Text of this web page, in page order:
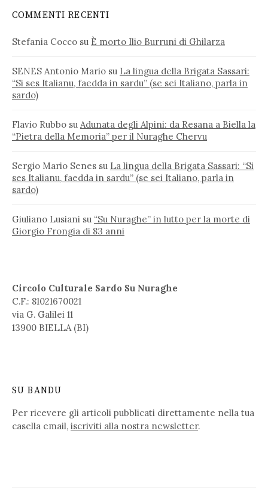
COMMENTI RECENTI
Stefania Cocco su È morto Ilio Burruni di Ghilarza
SENES Antonio Mario su La lingua della Brigata Sassari:
“Si ses Italianu, faedda in sardu” (se sei Italiano, parla in
sardo)
Flavio Rubbo su Adunata degli Alpini: da Resana a Biella la
“Pietra della Memoria” per il Nuraghe Chervu
Sergio Mario Senes su La lingua della Brigata Sassari: “Si
ses Italianu, faedda in sardu” (se sei Italiano, parla in
sardo)
Giuliano Lusiani su “Su Nuraghe” in lutto per la morte di
Giorgio Frongia di 83 anni
Circolo Culturale Sardo Su Nuraghe
C.F.: 81021670021
via G. Galilei 11
13900 BIELLA (BI)
SU BANDU
Per ricevere gli articoli pubblicati direttamente nella tua
casella email, iscriviti alla nostra newsletter.